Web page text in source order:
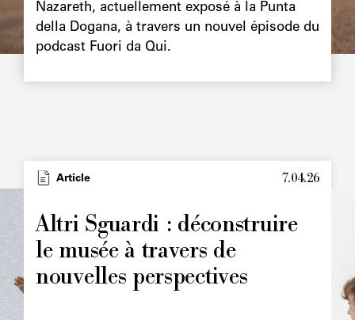
Nazareth, actuellement exposé à la Punta
della Dogana, à travers un nouvel épisode du
podcast Fuori da Qui.
TypeArticle 7.04.26
Altri Sguardi : déconstruire
le musée à travers de
nouvelles perspectives